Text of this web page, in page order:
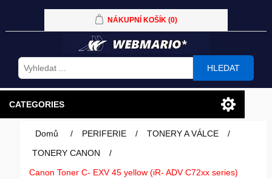
NÁKUPNÍ KOŠÍK (0)
HLEDAT
CATEGORIES
PC SESTAVY
GAMING
Domů / PERIFERIE / TONERY A VÁLCE
/
TONERY CANON
/
Canon Toner C- EXV 45 yellow (iR- ADV C72xx series)